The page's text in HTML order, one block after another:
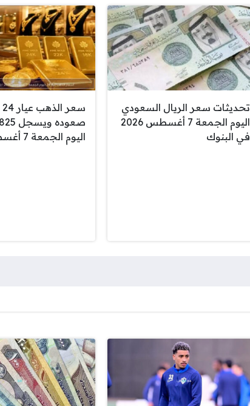
تحديثات سعر الريال السعودي
اليوم الجمعة 7 أغسطس 2026
في البنوك
اليوم الجمعة 7 أغسطس 2026